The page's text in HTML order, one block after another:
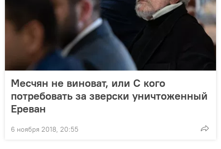
Месчян не виноват, или С кого
потребовать за зверски уничтоженный
Ереван
6 ноября 2018, 20:55